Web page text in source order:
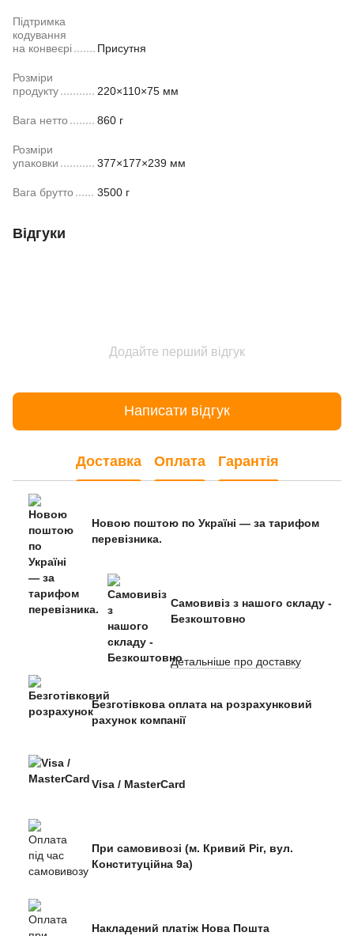
Підтримка
кодування
на конвеєрі
Присутня
Розміри
продукту
220×110×75 мм
Вага нетто 860 г
Розміри
упаковки
377×177×239 мм
Вага брутто 3500 г
Відгуки
Додайте перший відгук
Написати відгук
Доставка Оплата Гарантія
Новою поштою по Україні — за тарифом
перевізника.
Самовивіз з нашого складу -
Безкоштовно
Детальніше про доставку
Безготівкова оплата на розрахунковий
рахунок компанії
Visa / MasterCard
При самовивозі (м. Кривий Ріг, вул.
Конституційна 9а)
Накладений платіж Нова Пошта